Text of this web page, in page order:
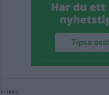
Annons: